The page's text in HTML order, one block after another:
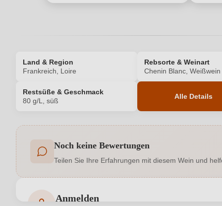
Land & Region
Frankreich, Loire
Rebsorte & Weinart
Chenin Blanc, Weißwein
Restsüße & Geschmack
80 g/L, süß
Alle Details
Allergene
Geschmack
adresse
Noch keine Bewertungen
Teilen Sie Ihre Erfahrungen mit diesem Wein und
Anmelden